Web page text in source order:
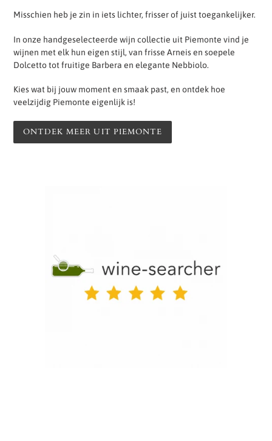
Misschien heb je zin in iets lichter, frisser of juist toegankelijker.
In onze handgeselecteerde wijn collectie uit Piemonte vind je
wijnen met elk hun eigen stijl, van frisse Arneis en soepele
Dolcetto tot fruitige Barbera en elegante Nebbiolo.
Kies wat bij jouw moment en smaak past, en ontdek hoe
veelzijdig Piemonte eigenlijk is!
ONTDEK MEER UIT PIEMONTE